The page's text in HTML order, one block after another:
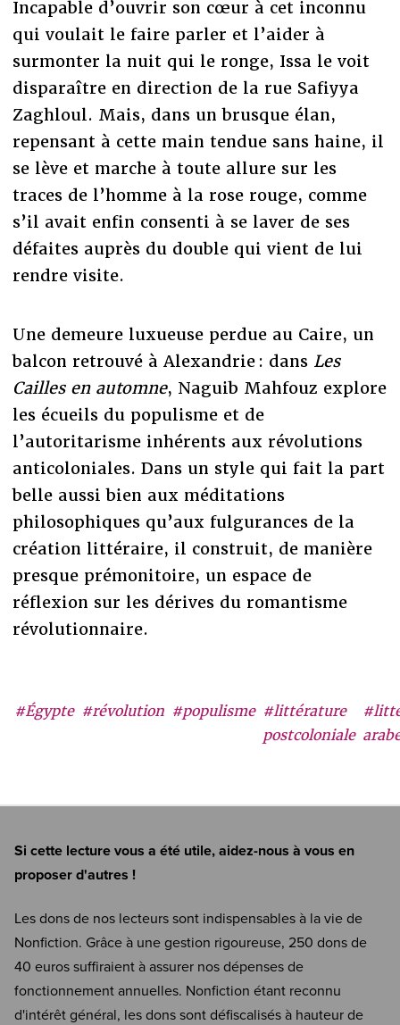
#Égypte #révolution #populisme #littérature
postcoloniale
Incapable d’ouvrir son cœur à cet inconnu
qui voulait le faire parler et l’aider à
surmonter la nuit qui le ronge, Issa le voit
disparaître en direction de la rue Safiyya
Zaghloul. Mais, dans un brusque élan,
repensant à cette main tendue sans haine, il
se lève et marche à toute allure sur les
traces de l’homme à la rose rouge, comme
s’il avait enfin consenti à se laver de ses
défaites auprès du double qui vient de lui
rendre visite.
Une demeure luxueuse perdue au Caire, un
balcon retrouvé à Alexandrie : dans Les
Cailles en automne, Naguib Mahfouz explore
les écueils du populisme et de
l’autoritarisme inhérents aux révolutions
anticoloniales. Dans un style qui fait la part
belle aussi bien aux méditations
philosophiques qu’aux fulgurances de la
création littéraire, il construit, de manière
presque prémonitoire, un espace de
réflexion sur les dérives du romantisme
révolutionnaire.
Si cette lecture vous a été utile, aidez-nous à vous en
proposer d'autres !
Les dons de nos lecteurs sont indispensables à la vie de
Nonfiction. Grâce à une gestion rigoureuse, 250 dons de
40 euros suffiraient à assurer nos dépenses de
fonctionnement annuelles. Nonfiction étant reconnu
d'intérêt général, les dons sont défiscalisés à hauteur de